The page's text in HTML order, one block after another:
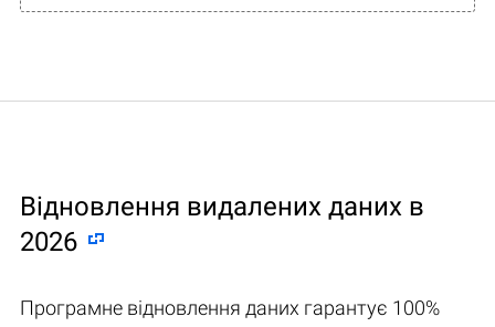
Відновлення видалених даних в
2026
Програмне відновлення даних гарантує 100%